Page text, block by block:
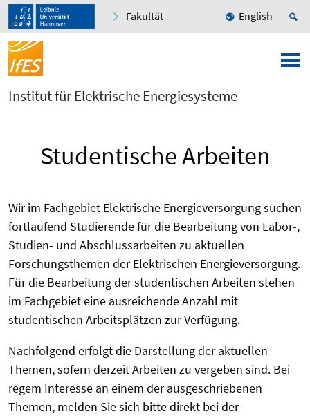
Fakultät English
Institut für Elektrische Energiesysteme
Studentische Arbeiten
Wir im Fachgebiet Elektrische Energieversorgung suchen
fortlaufend Studierende für die Bearbeitung von Labor-,
Studien- und Abschlussarbeiten zu aktuellen
Forschungsthemen der Elektrischen Energieversorgung.
Für die Bearbeitung der studentischen Arbeiten stehen
im Fachgebiet eine ausreichende Anzahl mit
studentischen Arbeitsplätzen zur Verfügung.
Nachfolgend erfolgt die Darstellung der aktuellen
Themen, sofern derzeit Arbeiten zu vergeben sind. Bei
regem Interesse an einem der ausgeschriebenen
Themen, melden Sie sich bitte direkt bei der